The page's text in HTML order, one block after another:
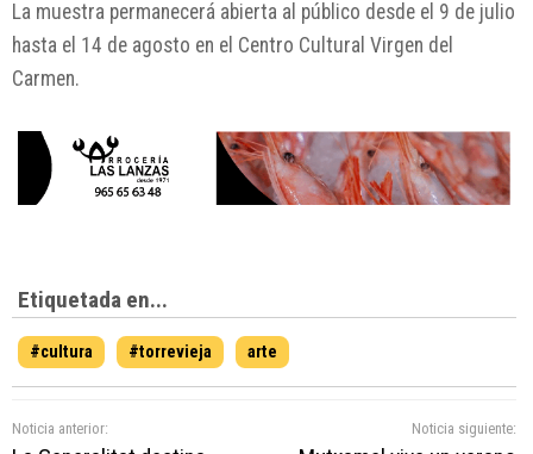
La muestra permanecerá abierta al público desde el 9 de julio
hasta el 14 de agosto en el Centro Cultural Virgen del
Carmen.
Etiquetada en...
#cultura #torrevieja arte
Noticia anterior: Noticia siguiente: